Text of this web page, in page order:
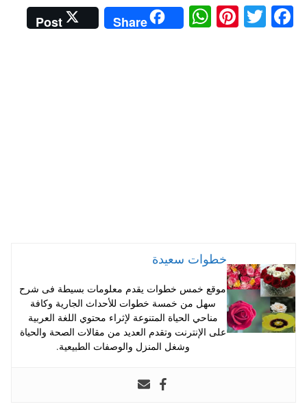
Fa
T
Pi
W
ha
Share
Post
خطوات سعيدة
موقع خمس خطوات يقدم معلومات بسيطة فى شرح
سهل من خمسة خطوات للأحداث الجارية وكافة
مناحي الحياة المتنوعة لإثراء محتوي اللغة العربية
على الإنترنت وتقدم العديد من مقالات الصحة والحياة
وشغل المنزل والوصفات الطبيعية.